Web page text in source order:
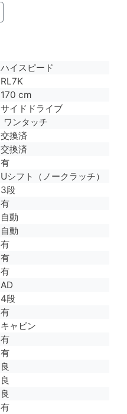
ハイスピード
RL7K
170 cm
サイドドライブ
ワンタッチ
交換済
交換済
有
Uシフト（ノークラッチ）
3段
有
自動
自動
有
有
有
AD
4段
有
キャビン
有
有
良
良
良
有